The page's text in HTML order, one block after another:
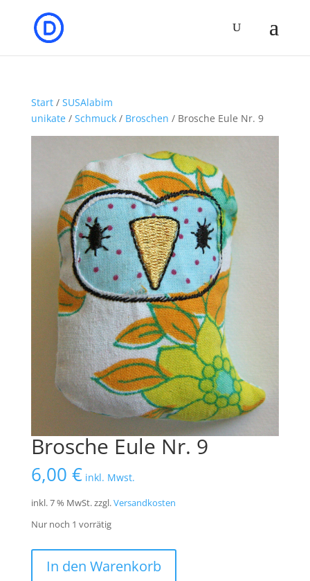
Start/ SUSAlabim
unikate/ Schmuck/ Broschen / Brosche Eule Nr. 9
Brosche Eule Nr. 9
6,00 € inkl. Mwst.
inkl. 7 % MwSt.zzgl.Versandkosten
Nur noch 1 vorrätig
EuleIn den Warenkorb